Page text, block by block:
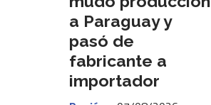
a Paraguay y
pasó de
fabricante a
importador